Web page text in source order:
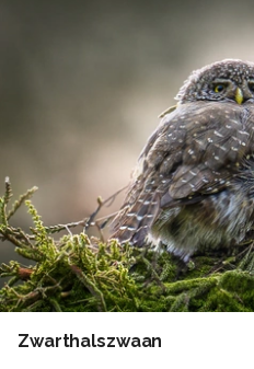
Zwarthalszwaan